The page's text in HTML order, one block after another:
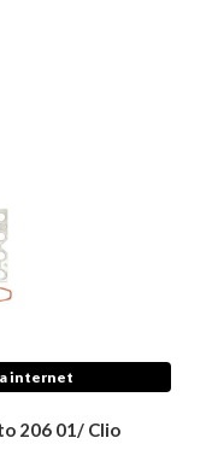
internet
206 01/ Clio